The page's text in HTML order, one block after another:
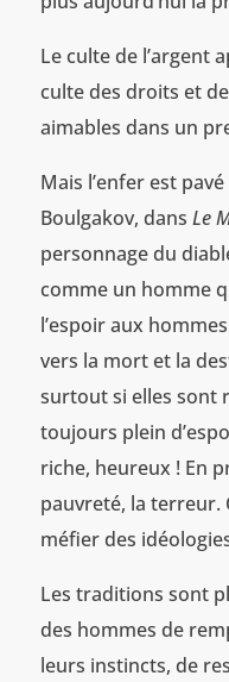
Le culte de l’argent
culte des droits et
aimables dans un
Mais l’enfer est
Boulgakov, dans Le
personnage du
comme un homme
l’espoir aux
vers la mort et la
surtout si elles sont
toujours plein
riche, heureux ! En
pauvreté, la terreur.
méfier des
Les traditions sont
des hommes de
leurs instincts, de